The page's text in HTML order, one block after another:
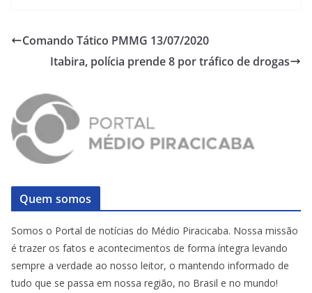
Comando Tático PMMG 13/07/2020
Itabira, polícia prende 8 por tráfico de drogas
Quem somos
Somos o Portal de notícias do Médio Piracicaba. Nossa missão
é trazer os fatos e acontecimentos de forma íntegra levando
sempre a verdade ao nosso leitor, o mantendo informado de
tudo que se passa em nossa região, no Brasil e no mundo!